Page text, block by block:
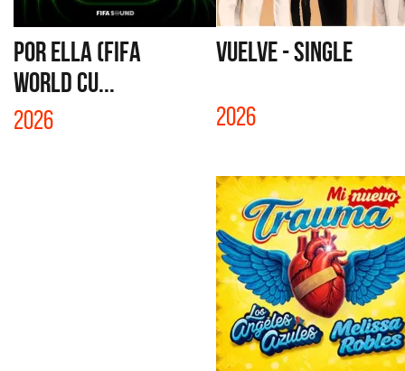
POR ELLA (FIFA
WORLD CU...
2026
VUELVE - SINGLE
2026